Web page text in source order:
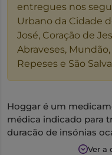
entregues nos
Urbano da Cidade
José, Coração de
Abraveses,
Repeses e São
Hoggar é um
médica indicado para
duração de insónias
Ver a